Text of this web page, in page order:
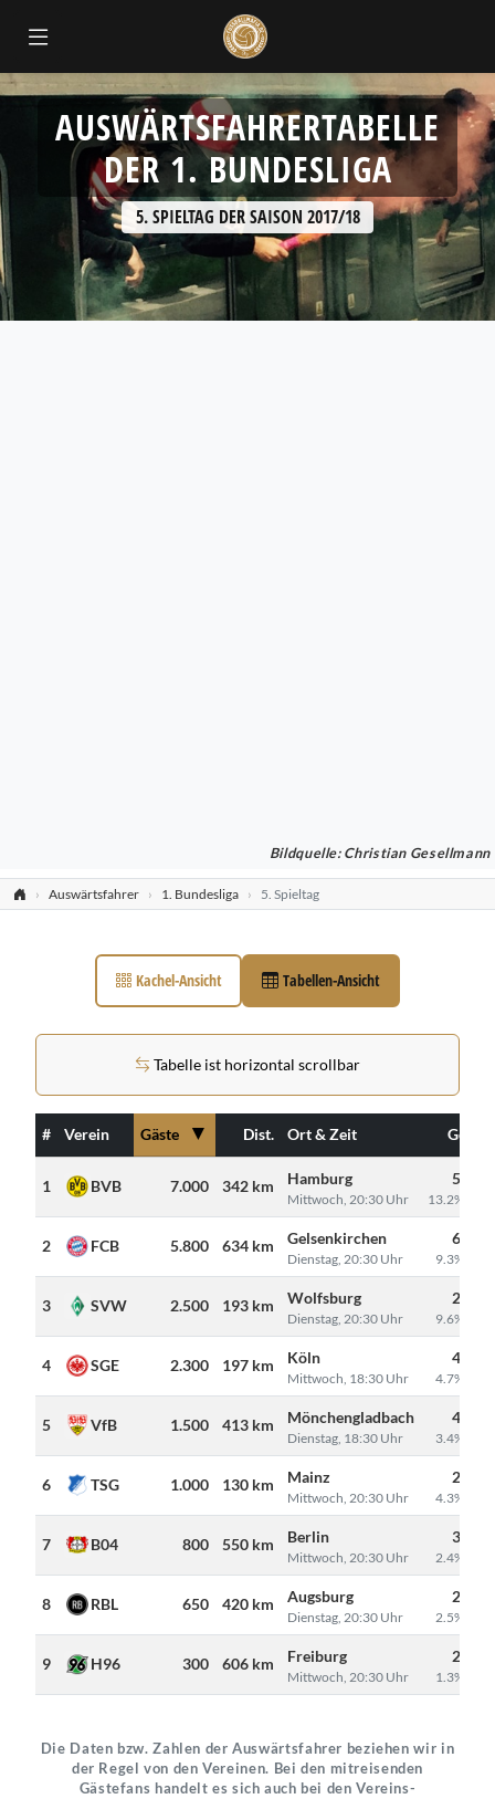
AUSWÄRTSFAHRERTABELLE
DER 1. BUNDESLIGA
5. SPIELTAG DER SAISON 2017/18
Bildquelle: Christian Gesellmann
Auswärtsfahrer 1. Bundesliga 5. Spieltag
Kachel-Ansicht Tabellen-Ansicht
Tabelle ist horizontal scrollbar
# Verein Gäste ▼ Dist. Ort & Zeit
1 BVB 7.000 342 km Hamburg
Mittwoch, 20:30 Uhr 13.2%
2 FCB 5.800 634 km Gelsenkirchen
Dienstag, 20:30 Uhr 9.3%
3 SVW 2.500 193 km Wolfsburg
Dienstag, 20:30 Uhr 9.6%
4 SGE 2.300 197 km Köln
Mittwoch, 18:30 Uhr 4.7%
5 VfB 1.500 413 km Mönchengladbach
Dienstag, 18:30 Uhr 3.4%
6 TSG 1.000 130 km Mainz
Mittwoch, 20:30 Uhr 4.3%
7 B04 800 550 km Berlin
Mittwoch, 20:30 Uhr 2.4%
8 RBL 650 420 km Augsburg
Dienstag, 20:30 Uhr 2.5%
9 H96 300 606 km Freiburg
Mittwoch, 20:30 Uhr 1.3%
Die Daten bzw. Zahlen der Auswärtsfahrer beziehen wir in
der Regel von den Vereinen. Bei den mitreisenden
Gästefans handelt es sich auch bei den Vereins-